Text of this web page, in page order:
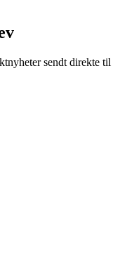
sendt direkte til